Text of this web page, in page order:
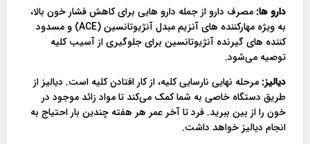
دارو ها: مصرف دارو از جمله دارو هایی برای کاهش فشار خون بالا،
به ویژه مهارکننده های آنزیم مبدل آنژیوتانسین (ACE) و مسدود
کننده های گیرنده آنژیوتانسین برای جلوگیری از آسیب کلیه
توصیه می‌شود.
دیالیز: مرحله نهایی نارسایی کلیه، از کار افتادن کلیه است. دیالیز از
طریق دستگاه خاصی به شما کمک می‌کند تا مواد زائد موجود در
خون را از بین ببرید. فرد تا آخر عمر هر هفته چندین بار احتیاج به
انجام دیالیز خواهد داشت.